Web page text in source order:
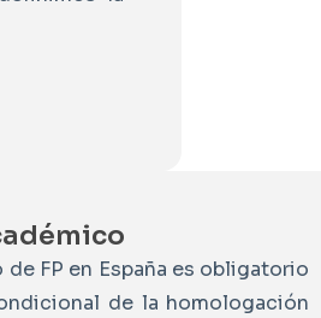
FP en España es obligatorio
de la homologación